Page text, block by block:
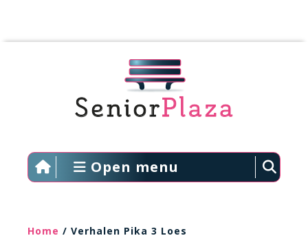
Open menu
Home / Verhalen Pika 3 Loes